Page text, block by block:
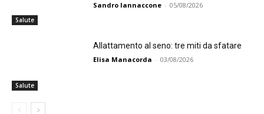
Salute
Sandro Iannaccone - 05/08/2026
Salute
Allattamento al seno: tre miti da sfatare
Elisa Manacorda - 03/08/2026